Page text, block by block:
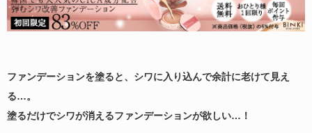
ファンデーションを塗ると、シワに入り込んで余計に老けて見え
る…。
塗るだけでシワが消えるファンデーションが欲しい…！